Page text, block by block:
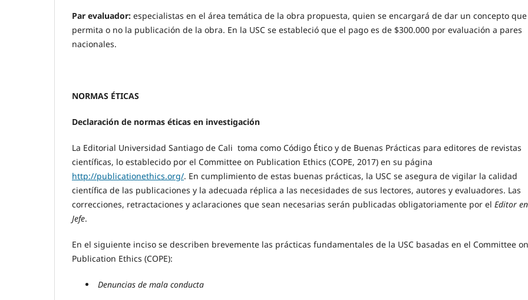
Par evaluador: especialistas en el área temática de la obra propuesta, quien se encargará de dar un concepto que
permita o no la publicación de la obra. En la USC se estableció que el pago es de $300.000 por evaluación a pares
nacionales.
NORMAS ÉTICAS
Declaración de normas éticas en investigación
La Editorial Universidad Santiago de Cali toma como Código Ético y de Buenas Prácticas para editores de revistas
científicas, lo establecido por el Committee on Publication Ethics (COPE, 2017) en su página
http://publicationethics.org/. En cumplimiento de estas buenas prácticas, la USC se asegura de vigilar la calidad
científica de las publicaciones y la adecuada réplica a las necesidades de sus lectores, autores y evaluadores. Las
correcciones, retractaciones y aclaraciones que sean necesarias serán publicadas obligatoriamente por el Editor en
Jefe.
En el siguiente inciso se describen brevemente las prácticas fundamentales de la USC basadas en el Committee on
Publication Ethics (COPE):
Denuncias de mala conducta